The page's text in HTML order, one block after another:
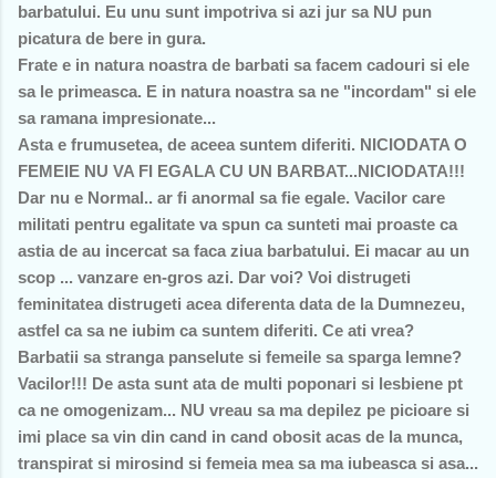
barbatului. Eu unu sunt impotriva si azi jur sa NU pun
picatura de bere in gura.
Frate e in natura noastra de barbati sa facem cadouri si ele
sa le primeasca. E in natura noastra sa ne "incordam" si ele
sa ramana impresionate...
Asta e frumusetea, de aceea suntem diferiti. NICIODATA O
FEMEIE NU VA FI EGALA CU UN BARBAT...NICIODATA!!!
Dar nu e Normal.. ar fi anormal sa fie egale. Vacilor care
militati pentru egalitate va spun ca sunteti mai proaste ca
astia de au incercat sa faca ziua barbatului. Ei macar au un
scop ... vanzare en-gros azi. Dar voi? Voi distrugeti
feminitatea distrugeti acea diferenta data de la Dumnezeu,
astfel ca sa ne iubim ca suntem diferiti. Ce ati vrea?
Barbatii sa stranga panselute si femeile sa sparga lemne?
Vacilor!!! De asta sunt ata de multi poponari si lesbiene pt
ca ne omogenizam... NU vreau sa ma depilez pe picioare si
imi place sa vin din cand in cand obosit acas de la munca,
transpirat si mirosind si femeia mea sa ma iubeasca si asa...